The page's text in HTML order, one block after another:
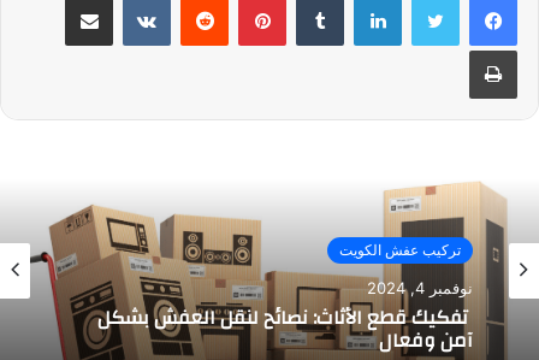
طباعة
تركيب عفش الكويت
نوفمبر 4, 2024
تفكيك قطع الأثاث: نصائح لنقل العفش بشكل
آمن وفعال